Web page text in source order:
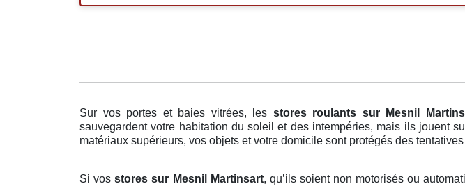
Sur vos portes et baies vitrées, les stores roulants sur Mesnil
sauvegardent votre habitation du soleil et des intempéries, mais ils jouent
matériaux supérieurs, vos objets et votre domicile sont protégés des
Si vosstores sur Mesnil Martinsart, qu’ils soient non motorisés ou